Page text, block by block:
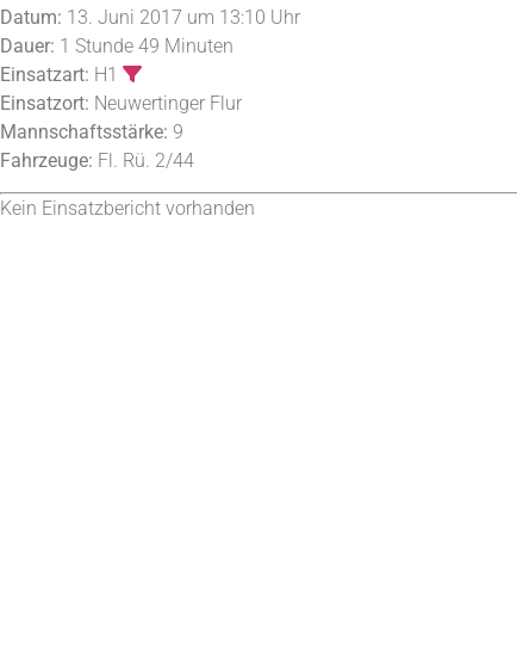
Datum: 13. Juni 2017 um 13:10 Uhr
Dauer: 1 Stunde 49 Minuten
Einsatzart: H1
Einsatzort: Neuwertinger Flur
Mannschaftsstärke: 9
Fahrzeuge: Fl. Rü. 2/44
Kein Einsatzbericht vorhanden